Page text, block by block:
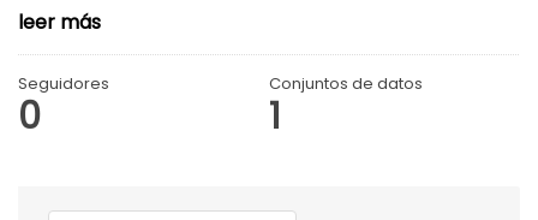
leer más
Seguidores
0
Conjuntos de datos
1